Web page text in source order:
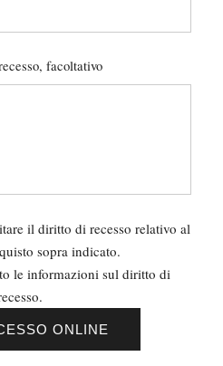
facoltativo
il diritto di recesso relativo al
sopra indicato.
le informazioni sul diritto di
ONLINE